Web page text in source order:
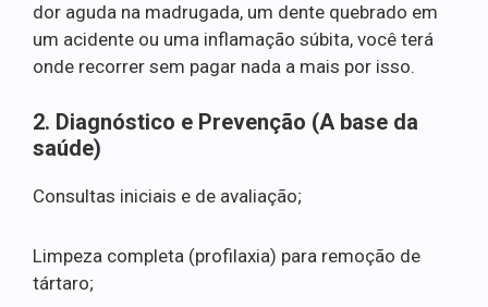
dor aguda na madrugada, um dente quebrado em
um acidente ou uma inflamação súbita, você terá
onde recorrer sem pagar nada a mais por isso.
2. Diagnóstico e Prevenção (A base da
saúde)
Consultas iniciais e de avaliação;
Limpeza completa (profilaxia) para remoção de
tártaro;